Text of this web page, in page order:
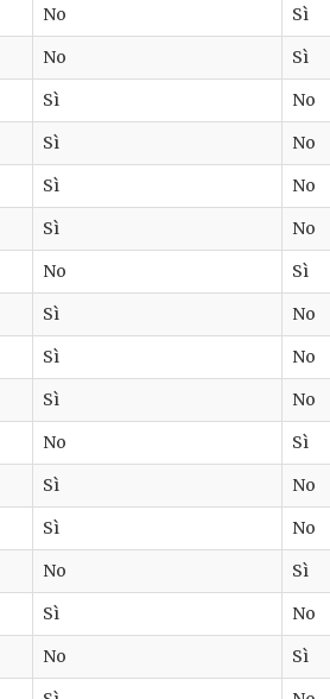
No Sì
No Sì
Sì No
Sì No
Sì No
Sì No
No Sì
Sì No
Sì No
Sì No
No Sì
Sì No
Sì No
No Sì
Sì No
No Sì